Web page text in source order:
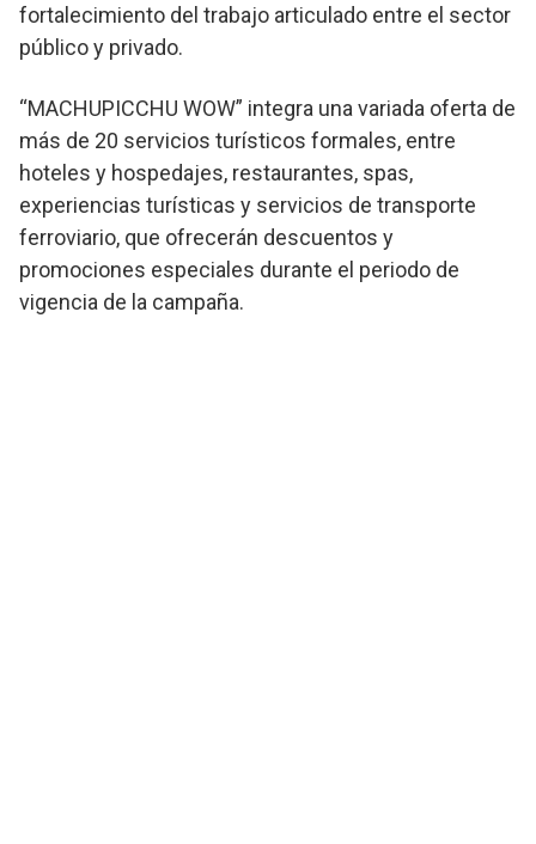
fortalecimiento del trabajo articulado entre el sector
público y privado.
“MACHUPICCHU WOW” integra una variada oferta de
más de 20 servicios turísticos formales, entre
hoteles y hospedajes, restaurantes, spas,
experiencias turísticas y servicios de transporte
ferroviario, que ofrecerán descuentos y
promociones especiales durante el periodo de
vigencia de la campaña.